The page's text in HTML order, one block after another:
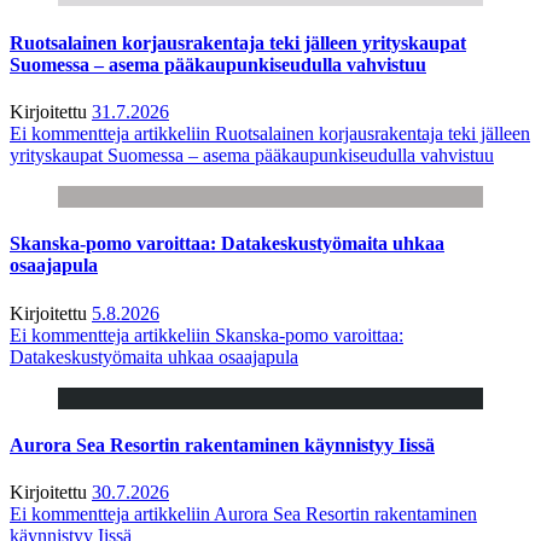
Ruotsalainen korjausrakentaja teki jälleen yrityskaupat
Suomessa – asema pääkaupunkiseudulla vahvistuu
Kirjoitettu 31.7.2026
Ei kommentteja artikkeliin Ruotsalainen korjausrakentaja teki jälleen
yrityskaupat Suomessa – asema pääkaupunkiseudulla vahvistuu
Skanska-pomo varoittaa: Datakeskustyömaita uhkaa
osaajapula
Kirjoitettu 5.8.2026
Ei kommentteja artikkeliin Skanska-pomo varoittaa:
Datakeskustyömaita uhkaa osaajapula
Aurora Sea Resortin rakentaminen käynnistyy Iissä
Kirjoitettu 30.7.2026
Ei kommentteja artikkeliin Aurora Sea Resortin rakentaminen
käynnistyy Iissä